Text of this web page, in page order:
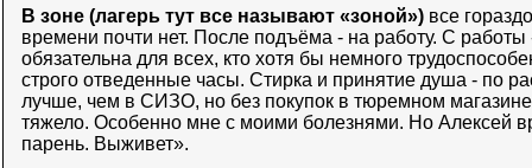
В зоне (лагерь тут все называют «зоной») все
времени почти нет. После подъёма - на работу. С работы
обязательна для всех, кто хотя бы немного
строго отведенные часы. Стирка и принятие душа - по
лучше, чем в СИЗО, но без покупок в тюремном
тяжело. Особенно мне с моими болезнями. Но Алексей
парень. Выживет».